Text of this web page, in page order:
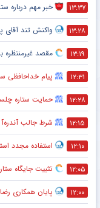
۱۳:۳۷ خبر مهم درباره
۱۳:۲۸ واکنش تند آقای
۱۳:۱۹ مقصد غیرمنتظره
۱۲:۳۱ پیام خداحافظی
۱۲:۲۸ حمایت ستاره
۱۲:۱۵ شرط جالب آندره‌آ
۱۲:۱۰ استفاده مجدد
۱۲:۰۵ تثبیت جایگاه ستاره
۱۲:۰۰ پایان همکاری